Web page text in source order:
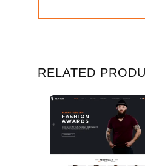
RELATED